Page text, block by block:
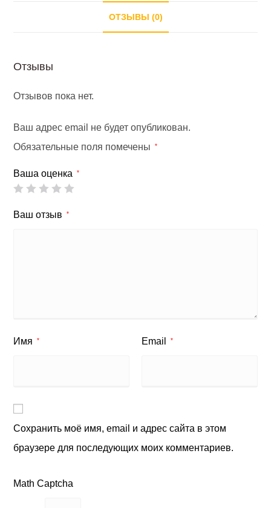
ОТЗЫВЫ (0)
Отзывы
Отзывов пока нет.
Ваш адрес email не будет опубликован.
Обязательные поля помечены
*
Ваша оценка *
Ваш отзыв *
Имя * Email *
Сохранить моё имя, email и адрес сайта в этом
браузере для последующих моих комментариев.
Math Captcha